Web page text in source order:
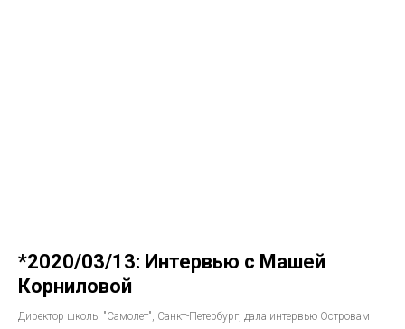
*2020/03/13: Интервью с Машей
Корниловой
Директор школы "Самолет", Санкт-Петербург, дала интервью Островам